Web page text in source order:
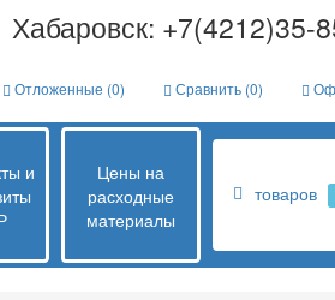
Хабаровск: +7(4212)35-
Отложенные (0) Сравнить (0)
и
Цены на
расходные
материалы
товаров